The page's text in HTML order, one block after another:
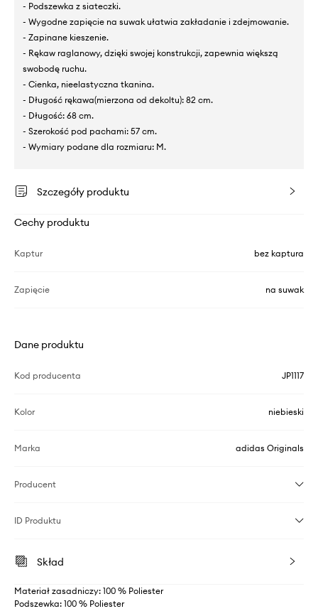
- Podszewka z siateczki.
- Wygodne zapięcie na suwak ułatwia zakładanie i zdejmowanie.
- Zapinane kieszenie.
- Rękaw raglanowy, dzięki swojej konstrukcji, zapewnia większą
swobodę ruchu.
- Cienka, nieelastyczna tkanina.
- Długość rękawa(mierzona od dekoltu): 82 cm.
- Długość: 68 cm.
- Szerokość pod pachami: 57 cm.
- Wymiary podane dla rozmiaru: M.
Szczegóły produktu
Cechy produktu
Kaptur bez kaptura
Zapięcie na suwak
Dane produktu
Kod producenta JP1117
Kolor niebieski
Marka adidas Originals
Producent
ID Produktu
Skład
Materiał zasadniczy: 100 % Poliester
Podszewka: 100 % Poliester